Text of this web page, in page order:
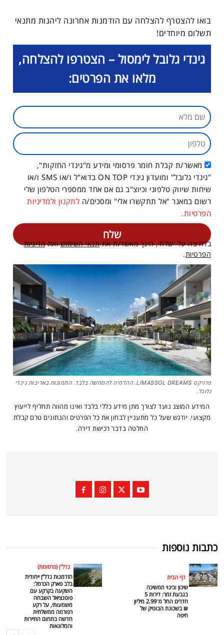
בואו להצטרף להצלחה עם הזדמנות אחרונה ליהנות מתנאי
תשלום מיוחדים!
גינדי גלובל לימסול – הצטרפו להצלחה,
מלאו את הפרטים:
מאשר/ת קבלת חומר פרסומי ומידע מ"גינדי החזקות",
"גינדי גלובל" ומועדון גינדי ON TOP בדוא"ל ו/או SMS ו/או
שיחות שיווק טלפוני וכיוצ"ב גם אם אחד ממספרי הטלפון שלי
רשום במאגר "אל תתקשרו אלי" ומסכים/ה לתקנון ולמדיניות
הפרטיות.
בלחיצה על 'שלח', הינך מאשר/ת אתתנאי השימושואתמדיניות
הפרטיות.
פרויקט LIMASSOL DREAMS. ההדמיה להמחשה בלבד. התמונות באדיבות גינדי
גלובל.
המידע המוצג נועד לצורך מתן מידע כללי בלבד ואינו מהווה תחליף לייעוץ
מקצועי. יודגש שעל כל מתעניין לבחון את כל הפרטים והנתונים טרם קבלת
החלטה בדבר רכישת דירה.
כתבות נוספות
דף הבית
שיכון ובינוי ממשיכה
בגבעת זמר: דירות 5
חדרים החל מ־2.99 מיליון
₪ בשכונת הבוטיק של
חיפה
נדל"ן (פרסומת)
הזדמנות נדל”ן ייחודית
בלב פארק הכרמל:
השקעה בקרקע עם
פוטנציאל השבחה
משמעותי, על רקע
רפורמה ממשלתית
חדשה בתחום התיירות
והמלונאות